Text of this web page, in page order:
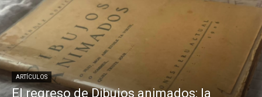
ARTÍCULOS
El regreso de Dibujos animados: la